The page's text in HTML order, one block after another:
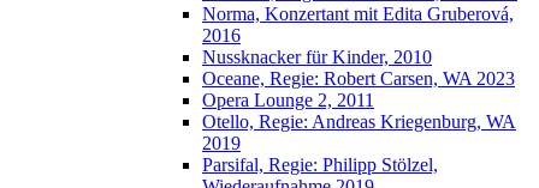
Norma, Konzertant mit Edita Gruberová,
2016
Nussknacker für Kinder, 2010
Oceane, Regie: Robert Carsen, WA 2023
Opera Lounge 2, 2011
Otello, Regie: Andreas Kriegenburg, WA
2019
Parsifal, Regie: Philipp Stölzel,